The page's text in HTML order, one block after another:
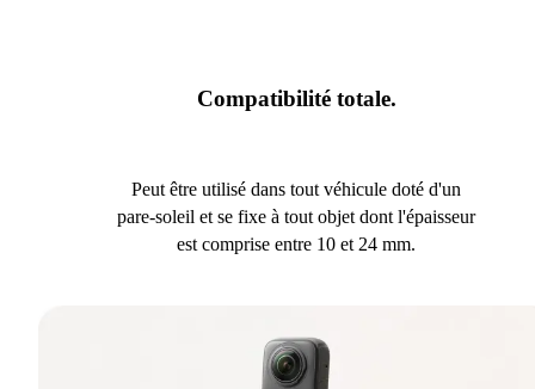
Compatibilité totale.
Peut être utilisé dans tout véhicule doté d'un
pare-soleil et se fixe à tout objet dont l'épaisseur
est comprise entre 10 et 24 mm.